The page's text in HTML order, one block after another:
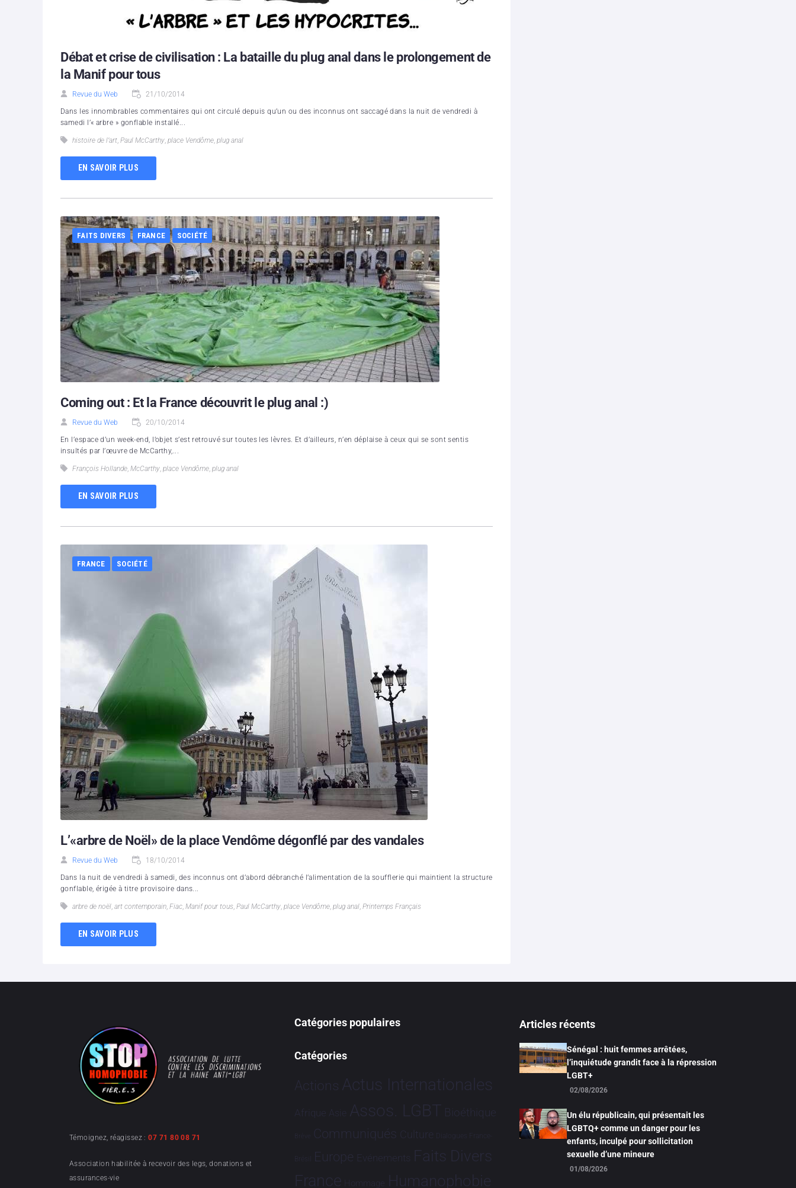
Débat et crise de civilisation : La bataille du plug anal dans le prolongement de
la Manif pour tous
Revue du Web 21/10/2014
Dans les innombrables commentaires qui ont circulé depuis qu’un ou des inconnus ont saccagé dans la nuit de vendredi à
samedi l’« arbre » gonflable installé...
histoire de l’art, Paul McCarthy, place Vendôme, plug anal
EN SAVOIR PLUS
FAITS DIVERS FRANCE SOCIÉTÉ
Coming out : Et la France découvrit le plug anal :)
Revue du Web 20/10/2014
En l’espace d’un week-end, l’objet s’est retrouvé sur toutes les lèvres. Et d’ailleurs, n’en déplaise à ceux qui se sont sentis
insultés par l’œuvre de McCarthy,...
François Hollande, McCarthy, place Vendôme, plug anal
EN SAVOIR PLUS
FRANCE SOCIÉTÉ
L’«arbre de Noël» de la place Vendôme dégonflé par des vandales
Revue du Web 18/10/2014
Dans la nuit de vendredi à samedi, des inconnus ont d’abord débranché l’alimentation de la soufflerie qui maintient la structure
gonflable, érigée à titre provisoire dans...
arbre de noël, art contemporain, Fiac, Manif pour tous, Paul McCarthy, place Vendôme, plug anal, Printemps Français
EN SAVOIR PLUS
Témoignez, réagissez :07 71 80 08 71
Association habilitée à recevoir des legs, donations et
assurances-vie
Catégories populaires
Catégories
Actions Actus Internationales
Afrique Asie Assos. LGBT Bioéthique
Brève Communiqués Culture Dialogues France-
Brésil Europe Evénements Faits Divers
France Hommage Humanophobie
Articles récents
Sénégal : huit femmes arrêtées,
l’inquiétude grandit face à la répression
LGBT+
02/08/2026
Un élu républicain, qui présentait les
LGBTQ+ comme un danger pour les
enfants, inculpé pour sollicitation
sexuelle d’une mineure
01/08/2026